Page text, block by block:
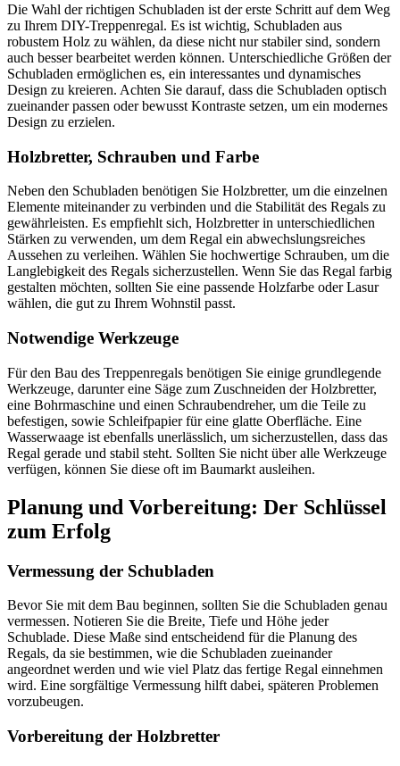
Die Wahl der richtigen Schubladen ist der erste Schritt auf dem Weg
zu Ihrem DIY-Treppenregal. Es ist wichtig, Schubladen aus
robustem Holz zu wählen, da diese nicht nur stabiler sind, sondern
auch besser bearbeitet werden können. Unterschiedliche Größen der
Schubladen ermöglichen es, ein interessantes und dynamisches
Design zu kreieren. Achten Sie darauf, dass die Schubladen optisch
zueinander passen oder bewusst Kontraste setzen, um ein modernes
Design zu erzielen.
Holzbretter, Schrauben und Farbe
Neben den Schubladen benötigen Sie Holzbretter, um die einzelnen
Elemente miteinander zu verbinden und die Stabilität des Regals zu
gewährleisten. Es empfiehlt sich, Holzbretter in unterschiedlichen
Stärken zu verwenden, um dem Regal ein abwechslungsreiches
Aussehen zu verleihen. Wählen Sie hochwertige Schrauben, um die
Langlebigkeit des Regals sicherzustellen. Wenn Sie das Regal farbig
gestalten möchten, sollten Sie eine passende Holzfarbe oder Lasur
wählen, die gut zu Ihrem Wohnstil passt.
Notwendige Werkzeuge
Für den Bau des Treppenregals benötigen Sie einige grundlegende
Werkzeuge, darunter eine Säge zum Zuschneiden der Holzbretter,
eine Bohrmaschine und einen Schraubendreher, um die Teile zu
befestigen, sowie Schleifpapier für eine glatte Oberfläche. Eine
Wasserwaage ist ebenfalls unerlässlich, um sicherzustellen, dass das
Regal gerade und stabil steht. Sollten Sie nicht über alle Werkzeuge
verfügen, können Sie diese oft im Baumarkt ausleihen.
Planung und Vorbereitung: Der Schlüssel
zum Erfolg
Vermessung der Schubladen
Bevor Sie mit dem Bau beginnen, sollten Sie die Schubladen genau
vermessen. Notieren Sie die Breite, Tiefe und Höhe jeder
Schublade. Diese Maße sind entscheidend für die Planung des
Regals, da sie bestimmen, wie die Schubladen zueinander
angeordnet werden und wie viel Platz das fertige Regal einnehmen
wird. Eine sorgfältige Vermessung hilft dabei, späteren Problemen
vorzubeugen.
Vorbereitung der Holzbretter